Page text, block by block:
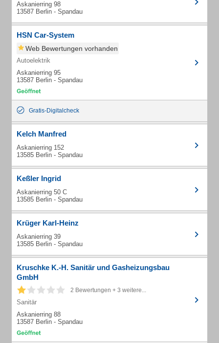
Askanierring 98
13587 Berlin - Spandau
HSN Car-System
Web Bewertungen vorhanden
Autoelektrik
Askanierring 95
13587 Berlin - Spandau
Gratis-Digitalcheck
Kelch Manfred
Askanierring 152
13585 Berlin - Spandau
Keßler Ingrid
Askanierring 50 C
13585 Berlin - Spandau
Krüger Karl-Heinz
Askanierring 39
13585 Berlin - Spandau
Kruschke K.-H. Sanitär und Gasheizungsbau
GmbH
2 Bewertungen + 3 weitere...
Sanitär
Askanierring 88
13587 Berlin - Spandau